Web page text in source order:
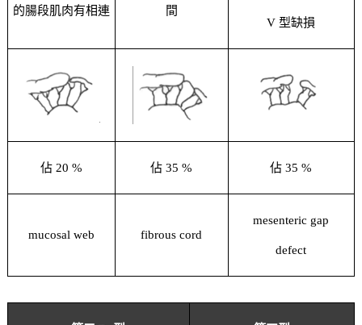
的腸段肌肉有相連
間
V 型缺損
佔 20 % 佔 35 % 佔 35 %
mucosal web fibrous cord
mesenteric gap
defect